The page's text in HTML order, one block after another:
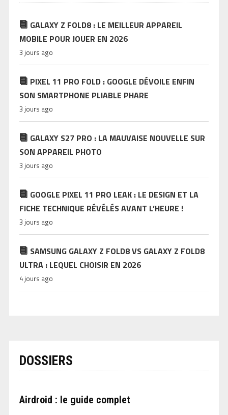
GALAXY Z FOLD8 : LE MEILLEUR APPAREIL
MOBILE POUR JOUER EN 2026
3 jours ago
PIXEL 11 PRO FOLD : GOOGLE DÉVOILE ENFIN
SON SMARTPHONE PLIABLE PHARE
3 jours ago
GALAXY S27 PRO : LA MAUVAISE NOUVELLE SUR
SON APPAREIL PHOTO
3 jours ago
GOOGLE PIXEL 11 PRO LEAK : LE DESIGN ET LA
FICHE TECHNIQUE RÉVÉLÉS AVANT L’HEURE !
3 jours ago
SAMSUNG GALAXY Z FOLD8 VS GALAXY Z FOLD8
ULTRA : LEQUEL CHOISIR EN 2026
4 jours ago
DOSSIERS
Airdroid : le guide complet